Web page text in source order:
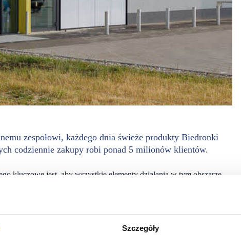
Szczegóły
zespołowi, każdego dnia świeże produkty Biedronki
codziennie zakupy robi ponad 5 milionów klientów.
kluczowe jest, aby wszystkie elementy działania w tym obszarze
wartościami polegamy na sobie i działamy zespołowo,
towary do naszych sklepów i spełnić oczekiwania ponad 5 milionów
Doskonalenia Operacji Logistycznych w sieci Biedronka